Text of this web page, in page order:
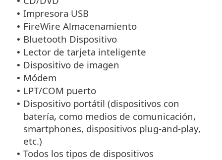
• Impresora USB
• FireWire Almacenamiento
• Bluetooth Dispositivo
• Lector de tarjeta inteligente
• Dispositivo de imagen
• Módem
• LPT/COM puerto
• Dispositivo portátil (dispositivos con
batería, como medios de comunicación,
smartphones, dispositivos plug-and-play,
etc.)
• Todos los tipos de dispositivos